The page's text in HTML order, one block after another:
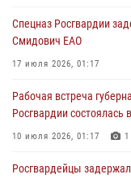
Внесены изменения в
гражданского оружия
Правила приобретения
стаж владения сокращён
Спецназ Росгвардии
Смидович ЕАО
17 июля 2026, 01:17
Рабочая встреча
Росгвардии состоялась
10 июля 2026, 01:17 1
Росгвардейцы